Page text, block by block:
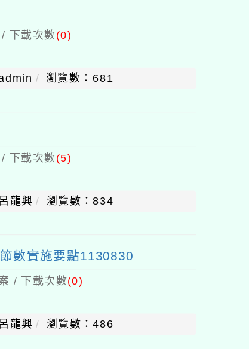
下載次數(0)
瀏覽數：681
下載次數(5)
龍興 瀏覽數：834
數實施要點1130830
/ 下載次數(0)
龍興 瀏覽數：486